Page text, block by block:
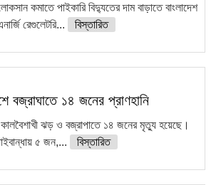
কমাতে পাইকারি বিদ্যুতের দাম বাড়াতে বাংলাদেশ
রেগুলেটরি...
বিস্তারিত
বজ্রাঘাতে ১৪ জনের প্রাণহানি
কালবৈশাখী ঝড় ও বজ্রাপাতে ১৪ জনের মৃত্যু হয়েছে।
৫ জন,...
বিস্তারিত